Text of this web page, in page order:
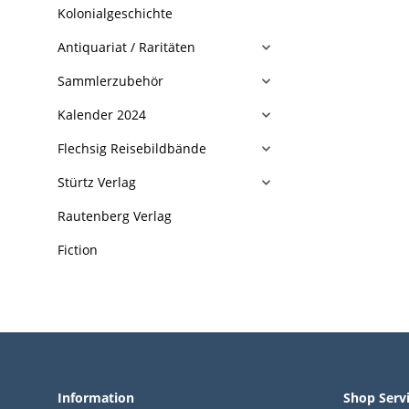
Kolonialgeschichte
Antiquariat / Raritäten
Sammlerzubehör
Kalender 2024
Flechsig Reisebildbände
Stürtz Verlag
Rautenberg Verlag
Fiction
Information Shop